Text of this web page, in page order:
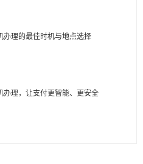
办理的最佳时机与地点选择
办理，让支付更智能、更安全